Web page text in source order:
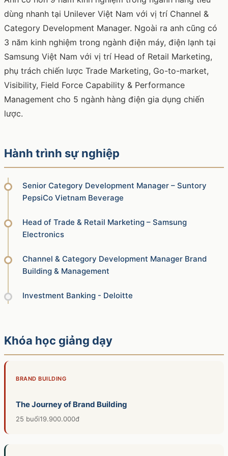
dùng nhanh tại Unilever Việt Nam với vị trí Channel &
Category Development Manager. Ngoài ra anh cũng có
3 năm kinh nghiệm trong ngành điện máy, điện lạnh tại
Samsung Việt Nam với vị trí Head of Retail Marketing,
phụ trách chiến lược Trade Marketing, Go-to-market,
Visibility, Field Force Capability & Performance
Management cho 5 ngành hàng điện gia dụng chiến
lược.
Hành trình sự nghiệp
Senior Category Development Manager – Suntory
PepsiCo Vietnam Beverage​ ​
Head of Trade & Retail Marketing – Samsung
Electronics​
Channel & Category Development Manager Brand
Building & Management​
Investment Banking - Deloitte
Khóa học giảng dạy
BRAND BUILDING
The Journey of Brand Building
25 buổi19.900.000đ